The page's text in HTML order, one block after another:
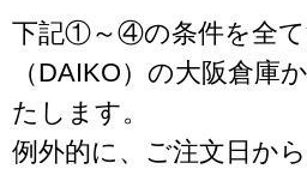
下記①～④の条件を全て
（DAIKO）の大阪倉庫
たします。
例外的に、ご注文日か